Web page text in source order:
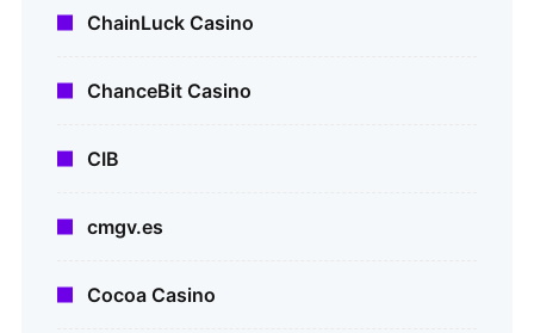
ChainLuck Casino
ChanceBit Casino
CIB
cmgv.es
Cocoa Casino